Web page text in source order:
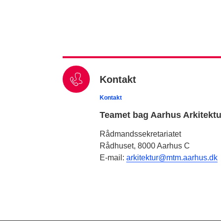
Kontakt
Kontakt
Teamet bag Aarhus
Rådmandssekretariatet
Rådhuset, 8000 Aarhus C
E-mail: arkitektur@mtm.aarhus.dk